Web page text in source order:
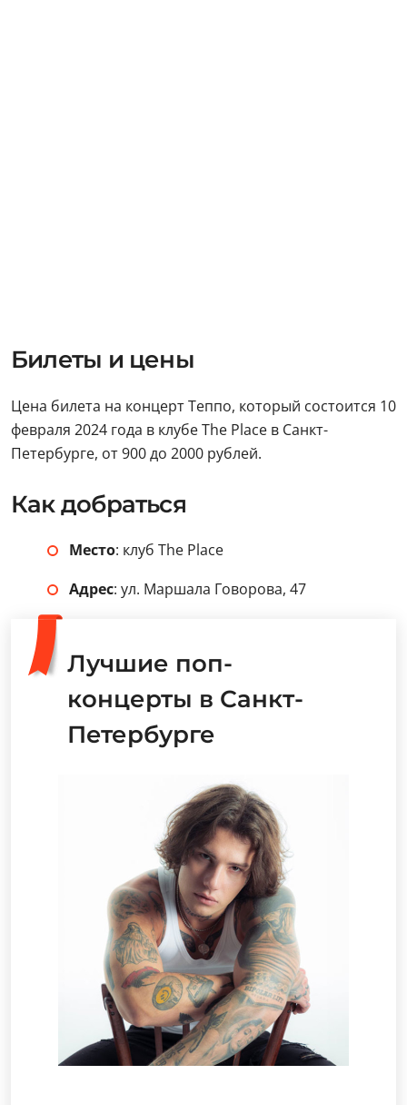
Билеты и цены
Цена билета на концерт Теппо, который состоится 10
февраля 2024 года в клубе The Place в Санкт-
Петербурге, от 900 до 2000 рублей.
Как добраться
Место: клуб The Place
Адрес: ул. Маршала Говорова, 47
Лучшие поп-
концерты в Санкт-
Петербурге